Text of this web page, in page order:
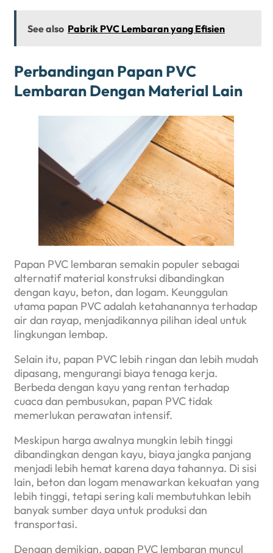
See also Pabrik PVC Lembaran yang Efisien
Perbandingan Papan PVC
Lembaran Dengan Material Lain
Papan PVC lembaran semakin populer sebagai
alternatif material konstruksi dibandingkan
dengan kayu, beton, dan logam. Keunggulan
utama papan PVC adalah ketahanannya terhadap
air dan rayap, menjadikannya pilihan ideal untuk
lingkungan lembap.
Selain itu, papan PVC lebih ringan dan lebih mudah
dipasang, mengurangi biaya tenaga kerja.
Berbeda dengan kayu yang rentan terhadap
cuaca dan pembusukan, papan PVC tidak
memerlukan perawatan intensif.
Meskipun harga awalnya mungkin lebih tinggi
dibandingkan dengan kayu, biaya jangka panjang
menjadi lebih hemat karena daya tahannya. Di sisi
lain, beton dan logam menawarkan kekuatan yang
lebih tinggi, tetapi sering kali membutuhkan lebih
banyak sumber daya untuk produksi dan
transportasi.
Dengan demikian, papan PVC lembaran muncul